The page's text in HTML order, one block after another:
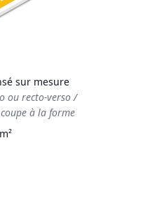
sur mesure
ou recto-verso /
à la forme